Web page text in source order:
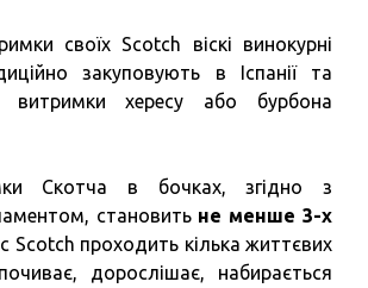
своїх Scotch віскі винокурні
закуповують в Іспанії та
витримки хересу або бурбона
Скотча в бочках, згідно з
становить не менше 3-х
Scotch проходить кілька життєвих
дорослішає, набирається